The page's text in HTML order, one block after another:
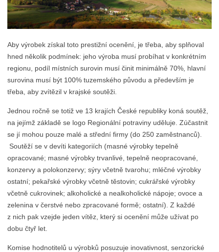
Aby výrobek získal toto prestižní ocenění, je třeba, aby splňoval
hned několik podmínek: jeho výroba musí probíhat v konkrétním
regionu, podíl místních surovin musí činit minimálně 70%, hlavní
surovina musí být 100% tuzemského původu a především je
třeba, aby zvítězil v krajské soutěži.
Jednou ročně se totiž ve 13 krajích České republiky koná soutěž,
na jejímž základě se logo Regionální potraviny uděluje. Zúčastnit
se jí mohou pouze malé a střední firmy (do 250 zaměstnanců).
Soutěží se v devíti kategoriích (masné výrobky tepelně
opracované; masné výrobky trvanlivé, tepelně neopracované,
konzervy a polokonzervy; sýry včetně tvarohu; mléčné výrobky
ostatní; pekařské výrobky včetně těstovin; cukrářské výrobky
včetně cukrovinek; alkoholické a nealkoholické nápoje; ovoce a
zelenina v čerstvé nebo zpracované formě; ostatní). Z každé
z nich pak vzejde jeden vítěz, který si ocenění může užívat po
dobu čtyř let.
Komise hodnotitelů u výrobků posuzuje inovativnost, senzorické